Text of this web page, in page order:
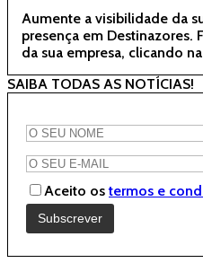
Aumente a visibilidade da
presença em Destinazores.
da sua empresa, clicando
SAIBA TODAS AS NOTÍCIAS!
Aceito ostermos e